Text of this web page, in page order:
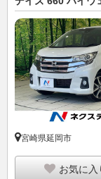
宮崎県延岡市
お気に入